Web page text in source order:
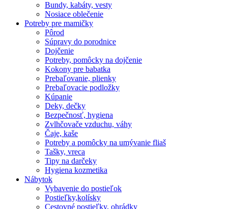
Bundy, kabáty, vesty
Nosiace oblečenie
Potreby pre mamičky
Pôrod
Súpravy do porodnice
Dojčenie
Potreby, pomôcky na dojčenie
Kokony pre babatka
Prebaľovanie, plienky
Prebaľovacie podložky
Kúpanie
Deky, dečky
Bezpečnosť, hygiena
Zvlhčovače vzduchu, váhy
Čaje, kaše
Potreby a pomôcky na umývanie fliaš
Tašky, vreca
Tipy na darčeky
Hygiena kozmetika
Nábytok
Vybavenie do postieľok
Postieľky,kolísky
Cestovné postieľky, ohrádky